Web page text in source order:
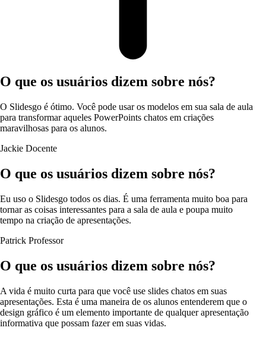
O que os usuários dizem sobre nós?
O Slidesgo é ótimo. Você pode usar os modelos em sua sala de aula
para transformar aqueles PowerPoints chatos em criações
maravilhosas para os alunos.
Jackie Docente
O que os usuários dizem sobre nós?
Eu uso o Slidesgo todos os dias. É uma ferramenta muito boa para
tornar as coisas interessantes para a sala de aula e poupa muito
tempo na criação de apresentações.
Patrick Professor
O que os usuários dizem sobre nós?
A vida é muito curta para que você use slides chatos em suas
apresentações. Esta é uma maneira de os alunos entenderem que o
design gráfico é um elemento importante de qualquer apresentação
informativa que possam fazer em suas vidas.